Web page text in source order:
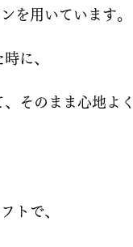
を用いています。
に、
そのまま心地よ
トで、